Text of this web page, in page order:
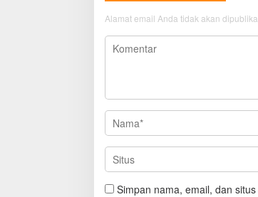
Alamat email Anda tidak akan
Simpan nama, email, dan